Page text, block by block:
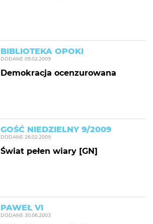
BIBLIOTEKA OPOKI
DODANE 09.02.2009
Demokracja ocenzurowana
GOŚĆ NIEDZIELNY 9/2009
DODANE 26.02.2009
Świat pełen wiary [GN]
PAWEŁ VI
DODANE 30.06.2003